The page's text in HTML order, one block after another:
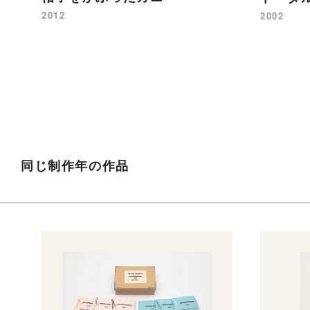
2012 2002
同じ制作年の作品